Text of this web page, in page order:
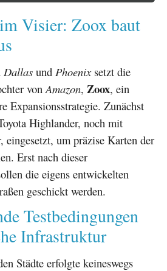
Visier: Zoox baut
Dallas und Phoenixsetzt die
von Amazon, Zoox, ein
Expansionsstrategie. Zunächst
Highlander, noch mit
eingesetzt, um präzise Karten der
Erst nach dieser
die eigens entwickelten
geschickt werden.
Testbedingungen
Infrastruktur
Städte erfolgte keineswegs